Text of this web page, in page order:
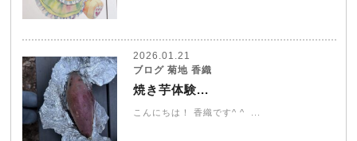
2026.01.21
ブログ 菊地 香織
焼き芋体験...
こんにちは！ 香織です^ ^ ...